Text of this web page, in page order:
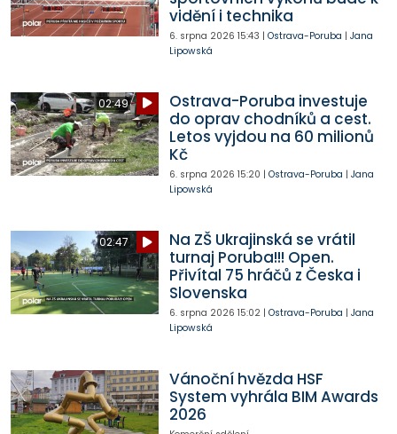
vidění i technika
6. srpna 2026 15:43 | Ostrava-Poruba | Jana
Lipowská
02:49
Ostrava-Poruba investuje
do oprav chodníků a cest.
Letos vyjdou na 60 milionů
Kč
6. srpna 2026 15:20 | Ostrava-Poruba | Jana
Lipowská
02:47
Na ZŠ Ukrajinská se vrátil
turnaj Poruba!!! Open.
Přivítal 75 hráčů z Česka i
Slovenska
6. srpna 2026 15:02| Ostrava-Poruba | Jana
Lipowská
Vánoční hvězda HSF
System vyhrála BIM Awards
2026